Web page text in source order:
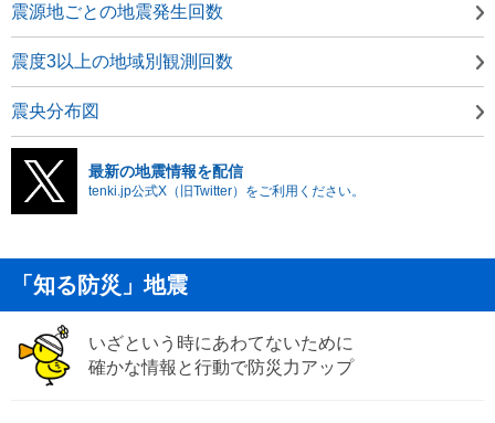
震源地ごとの地震発生回数
震度3以上の地域別観測回数
震央分布図
最新の地震情報を配信
tenki.jp公式X（旧Twitter）をご利用ください。
「知る防災」地震
いざという時にあわてないために
確かな情報と行動で防災力アップ